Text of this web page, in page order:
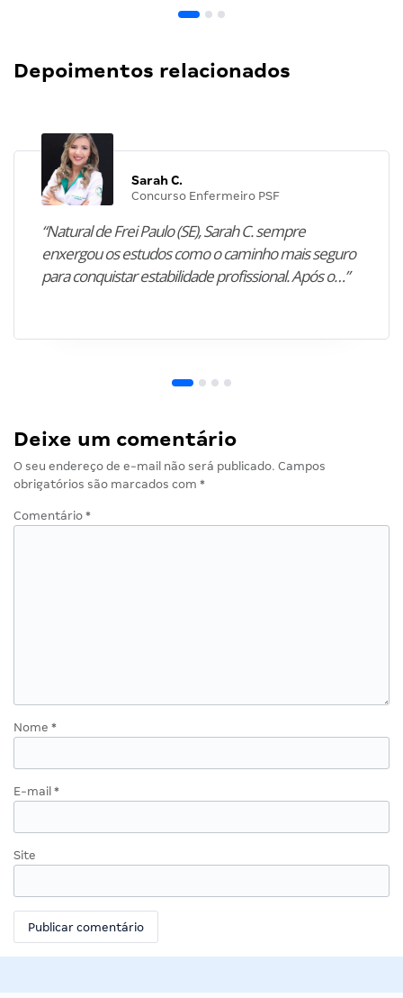
Depoimentos relacionados
Sarah C.
Concurso Enfermeiro PSF
“Natural de Frei Paulo (SE), Sarah C. sempre
enxergou os estudos como o caminho mais seguro
para conquistar estabilidade profissional. Após o…”
Deixe um comentário
O seu endereço de e-mail não será publicado. Campos
obrigatórios são marcados com *
Comentário *
Nome *
E-mail *
Site